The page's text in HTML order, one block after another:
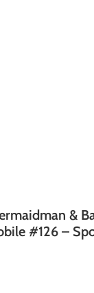
&
#126 –